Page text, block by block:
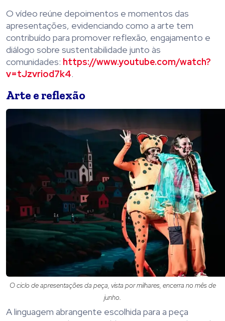
O vídeo reúne depoimentos e momentos das
apresentações, evidenciando como a arte tem
contribuído para promover reflexão, engajamento e
diálogo sobre sustentabilidade junto às
comunidades: https://www.youtube.com/watch?
v=tJzvriod7k4.
Arte e reflexão
O ciclo de apresentações da peça, vista por milhares, encerra no mês de
junho.
A linguagem abrangente escolhida para a peça